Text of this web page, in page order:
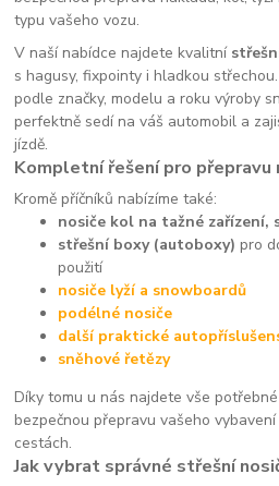
typu vašeho vozu.
V naší nabídce najdete kvalitní
s hagusy, fixpointy i hladkou
podle značky, modelu a roku výroby
perfektně sedí na váš automobil a
jízdě.
Kompletní řešení pro přepravu
Kromě příčníků nabízíme také:
nosiče kol na tažné zařízení,
střešní boxy (autoboxy) pro
použití
nosiče lyží a snowboardů
podélné nosiče
další praktické
sněhové řetězy
Díky tomu u nás najdete vše
bezpečnou přepravu vašeho
cestách.
Jak vybrat správné střešní